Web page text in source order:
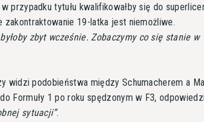
przypadku tytułu kwalifikowałby się do
zakontraktowanie 19-latka jest niemożliwe.
zbyt wcześnie. Zobaczymy co się stanie w
widzi podobieństwa między Schumacherem a
Formuły 1 po roku spędzonym w F3,
sytuacji .